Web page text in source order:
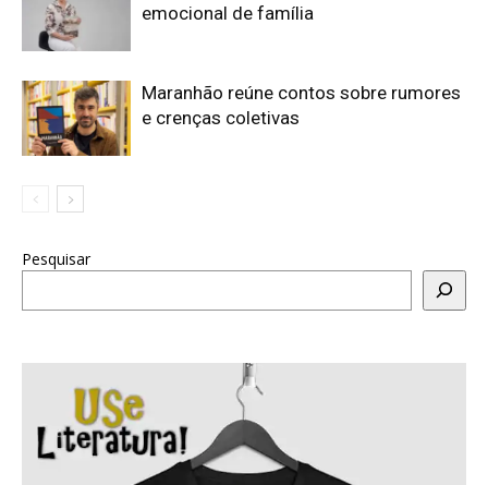
emocional de família
Maranhão reúne contos sobre rumores
e crenças coletivas
Pesquisar